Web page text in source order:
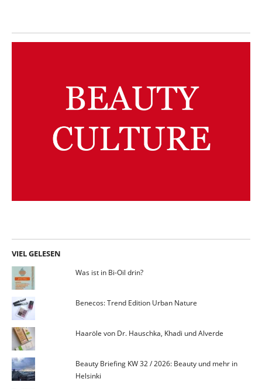
VIEL GELESEN
Was ist in Bi-Oil drin?
Benecos: Trend Edition Urban Nature
Haaröle von Dr. Hauschka, Khadi und Alverde
Beauty Briefing KW 32 / 2026: Beauty und mehr in
Helsinki